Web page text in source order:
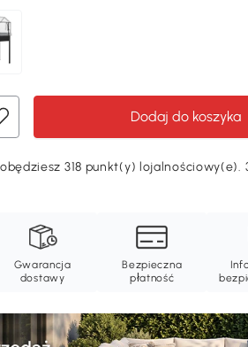
Dodaj do koszyka
318 punkt(y) lojalnościowy(e).
Gwarancja
dostawy
Bezpieczna
płatność